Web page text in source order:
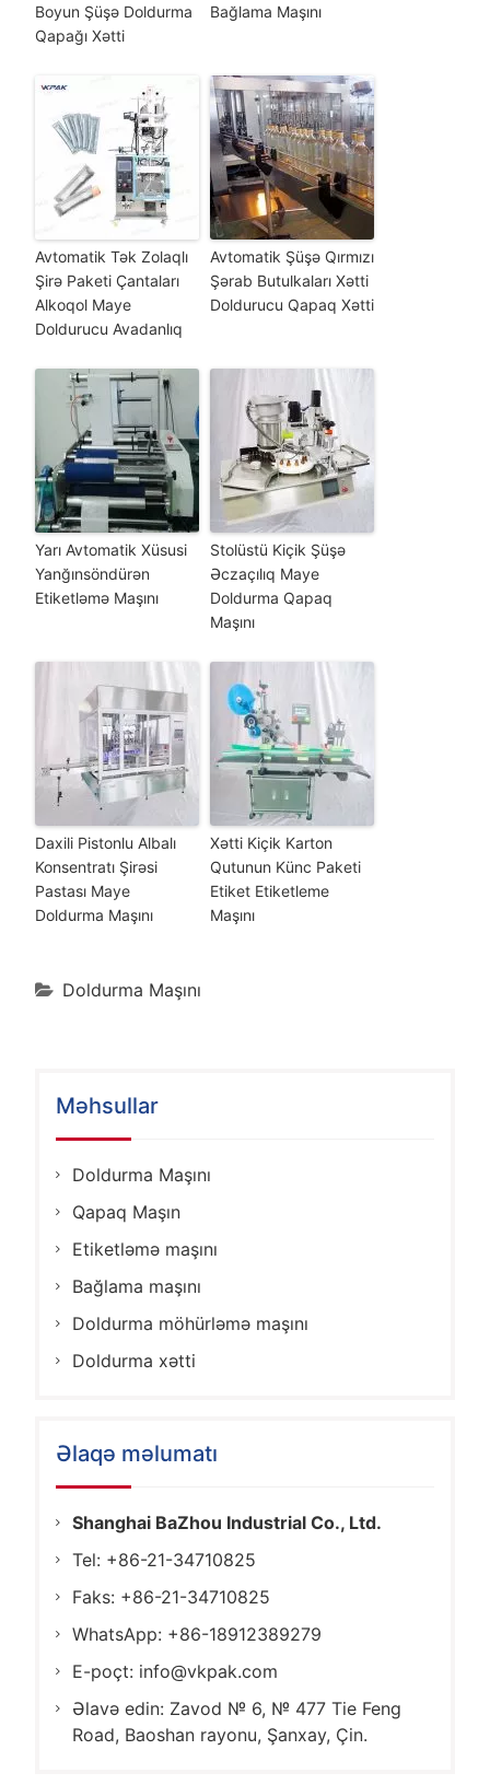
Boyun Şüşə Doldurma
Qapağı Xətti
Bağlama Maşını
Avtomatik Tək Zolaqlı
Şirə Paketi Çantaları
Alkoqol Maye
Doldurucu Avadanlıq
Avtomatik Şüşə Qırmızı
Şərab Butulkaları Xətti
Doldurucu Qapaq Xətti
Yarı Avtomatik Xüsusi
Yanğınsöndürən
Etiketləmə Maşını
Stolüstü Kiçik Şüşə
Əczaçılıq Maye
Doldurma Qapaq
Maşını
Daxili Pistonlu Albalı
Konsentratı Şirəsi
Pastası Maye
Doldurma Maşını
Xətti Kiçik Karton
Qutunun Künc Paketi
Etiket Etiketleme
Maşını
Doldurma Maşını
Məhsullar
Doldurma Maşını
Qapaq Maşın
Etiketləmə maşını
Bağlama maşını
Doldurma möhürləmə maşını
Doldurma xətti
Əlaqə məlumatı
Shanghai BaZhou Industrial Co., Ltd.
Tel: +86-21-34710825
Faks: +86-21-34710825
WhatsApp: +86-18912389279
E-poçt: info@vkpak.com
Əlavə edin: Zavod № 6, № 477 Tie Feng
Road, Baoshan rayonu, Şanxay, Çin.